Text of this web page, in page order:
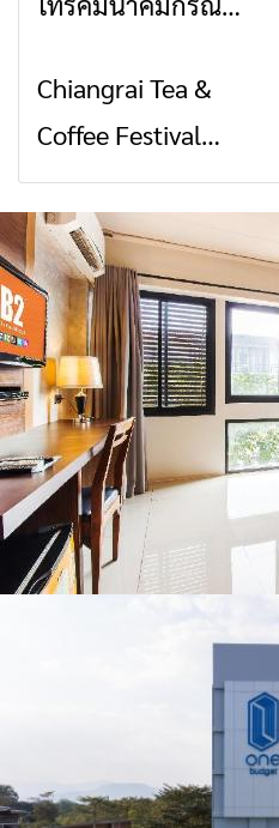
สัญญาณขาด การ
สื่อสารต้องไม่หยุด
ข่าวเชียงราย
Chiangrai Tea &
Coffee Festival
2026